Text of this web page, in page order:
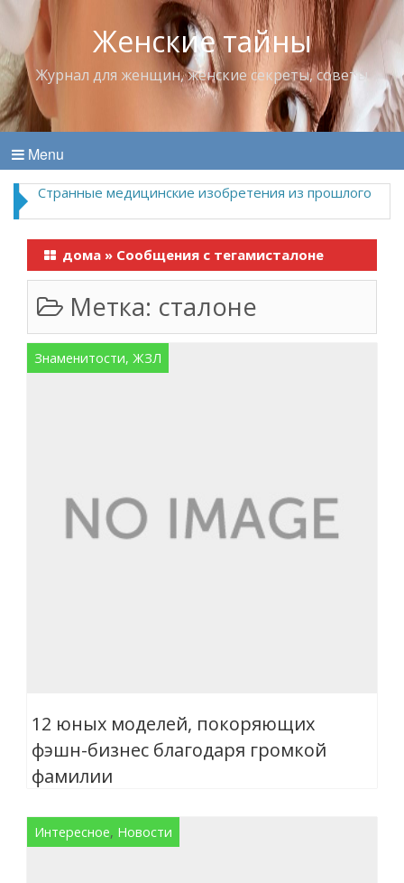
Женские тайны
Журнал для женщин, женские секреты, советы
Menu
Странные медицинские изобретения из прошлого
дома » Сообщения с тегамисталоне
Метка: сталоне
Знаменитости, ЖЗЛ
12 юных моделей, покоряющих
фэшн-бизнес благодаря громкой
фамилии
Интересное, Новости